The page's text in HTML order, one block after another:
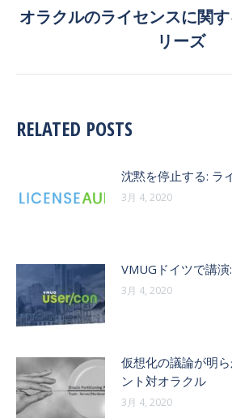
Next
post:
オラクルのライセンスに関
リーズ
RELATED POSTS
沈黙を停止する: ラ
3月 4, 2020
VMUGドイツで講
3月 4, 2020
仮想化の議論が明
ント対オラクル
3月 4, 2020